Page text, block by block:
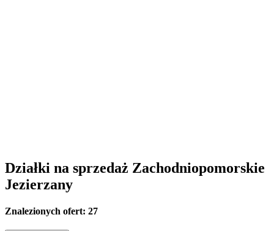
Działki na sprzedaż Zachodniopomorskie
Jezierzany
Znalezionych ofert: 27